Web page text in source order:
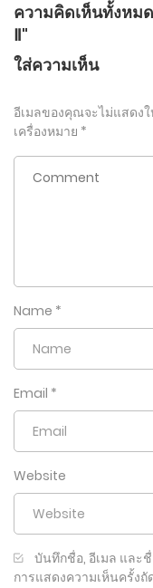
ความคิดเห็นทั้งหม
Ⅱ"
ใส่ความเห็น
อีเมลของคุณจะไม่แสดง
เครื่องหมาย *
Name *
Email *
Website
บันทึกชื่อ, อีเมล และ
การแสดงความเห็นครั้งถั